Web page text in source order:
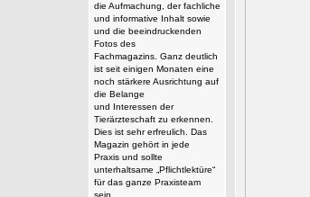
die Aufmachung, der fachliche
und informative Inhalt sowie
und die beeindruckenden
Fotos des
Fachmagazins. Ganz deutlich
ist seit einigen Monaten eine
noch stärkere Ausrichtung auf
die Belange
und Interessen der
Tierärzteschaft zu erkennen.
Dies ist sehr erfreulich. Das
Magazin gehört in jede
Praxis und sollte
unterhaltsame „Pflichtlektüre“
für das ganze Praxisteam
sein.